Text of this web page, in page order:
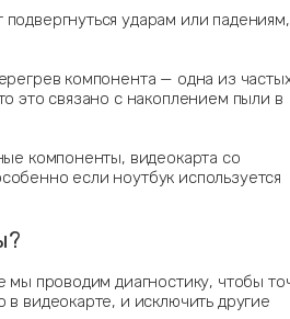
ударам или падениям,
компонента — одна из
это связано с накоплением пыли в
компоненты, видеокарта со
если ноутбук используется
мы проводим диагностику, чтобы
видеокарте, и исключить другие